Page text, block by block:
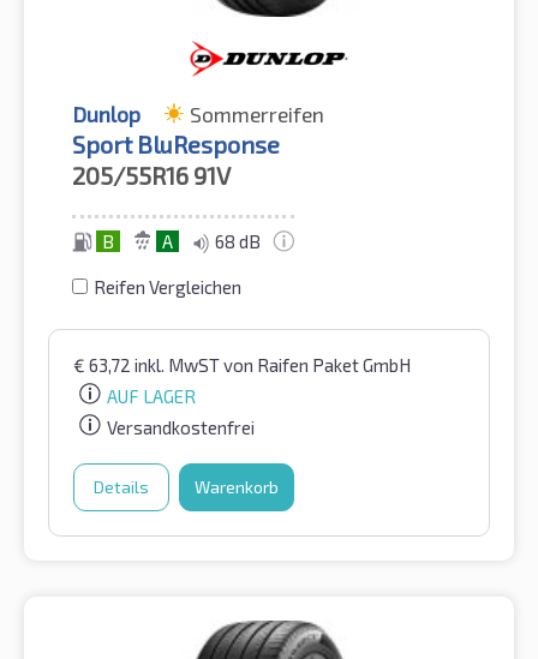
Dunlop Sommerreifen
Sport BluResponse
205/55R16 91V
B A 68 dB
Reifen Vergleichen
€ 63,72 inkl. MwSTvon Raifen Paket GmbH
AUF LAGER
Versandkostenfrei
Details Warenkorb